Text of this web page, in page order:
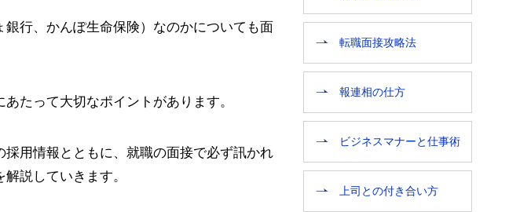
行、かんぽ生命保険）なのかについても面
たって大切なポイントがあります。
用情報とともに、就職の面接で必ず訊かれ
説していきます。
転職面接攻略法
報連相の仕方
ビジネスマナーと仕事術
上司との付き合い方